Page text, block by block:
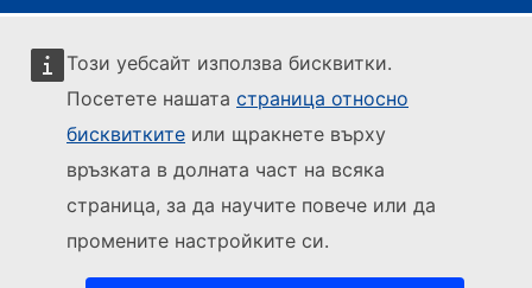
Този уебсайт използва бисквитки.
Посетете нашата страница относно
бисквитките или щракнете върху
връзката в долната част на всяка
страница, за да научите повече или да
промените настройките си.